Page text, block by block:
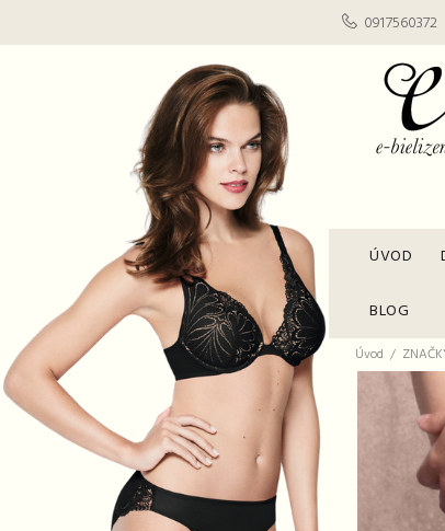
0917560372
ÚVOD
BLOG
Úvod